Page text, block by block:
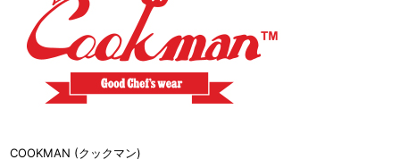
COOKMAN (クックマン)